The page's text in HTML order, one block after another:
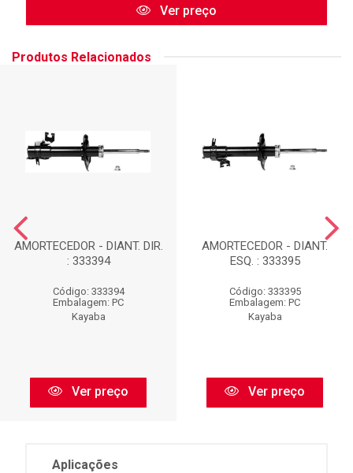
Ver preço
Produtos Relacionados
AMORTECEDOR - DIANT. DIR.
: 333394
Código: 333394
Embalagem: PC
Kayaba
Ver preço
AMORTECEDOR - DIANT.
ESQ. : 333395
Código: 333395
Embalagem: PC
Kayaba
Ver preço
Aplicações